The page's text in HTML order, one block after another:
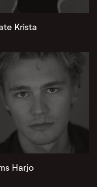
Krista
Harjo